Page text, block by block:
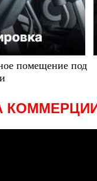
помещение под